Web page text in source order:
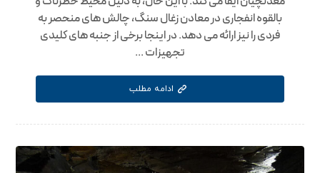
بالقوه انفجاری در معادن زغال سنگ، چالش های منحصر به
فردی را نیز ارائه می دهد. در اینجا برخی از جنبه های کلیدی
تجهیزات ...
ادامه مطلب